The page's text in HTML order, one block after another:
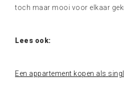
toch maar mooi voor elkaar
Lees ook:
Een appartement kopen als